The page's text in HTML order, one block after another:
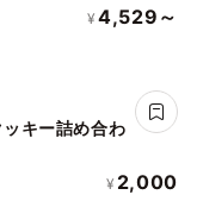
¥ 4,529～
キー詰め合わ
¥ 2,000